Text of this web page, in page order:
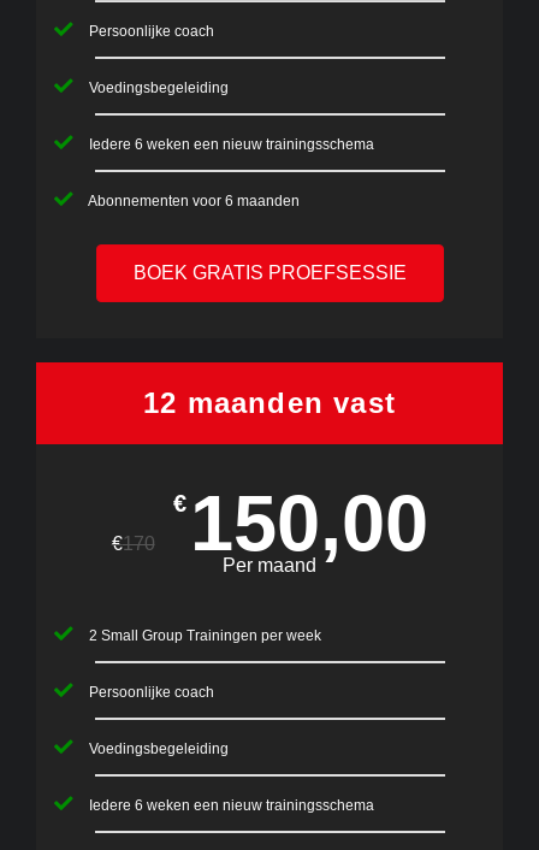
Persoonlijke coach
Voedingsbegeleiding
Iedere 6 weken een nieuw trainingsschema
Abonnementen voor 6 maanden
BOEK GRATIS PROEFSESSIE
12 maanden vast
€170
€ 150,00
Per maand
2 Small Group Trainingen per week
Persoonlijke coach
Voedingsbegeleiding
Iedere 6 weken een nieuw trainingsschema